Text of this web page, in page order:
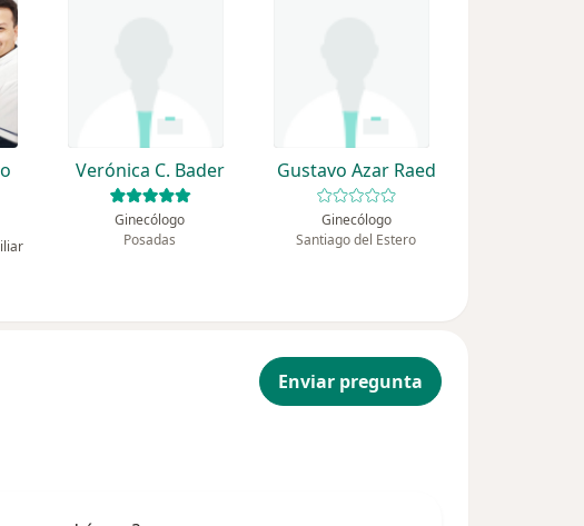
Verónica C. Bader
Ginecólogo
Posadas
Gustavo Azar Raed
Ginecólogo
Santiago del Estero
Enviar pregunta